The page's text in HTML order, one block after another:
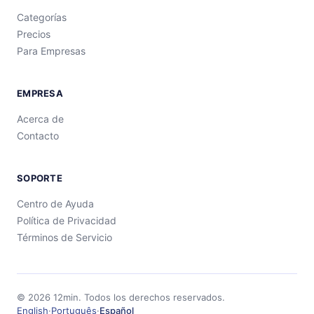
Categorías
Precios
Para Empresas
EMPRESA
Acerca de
Contacto
SOPORTE
Centro de Ayuda
Política de Privacidad
Términos de Servicio
© 2026 12min. Todos los derechos reservados.
English·Português·Español